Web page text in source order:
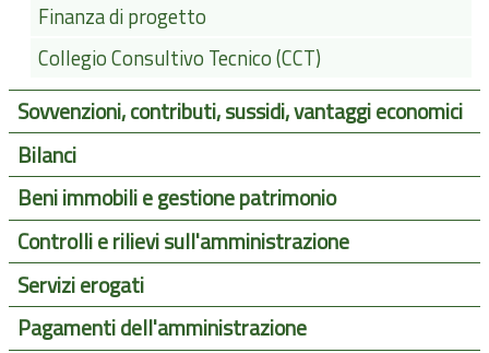
Finanza di progetto
Collegio Consultivo Tecnico (CCT)
Sovvenzioni, contributi, sussidi, vantaggi economici
Bilanci
Beni immobili e gestione patrimonio
Controlli e rilievi sull'amministrazione
Servizi erogati
Pagamenti dell'amministrazione